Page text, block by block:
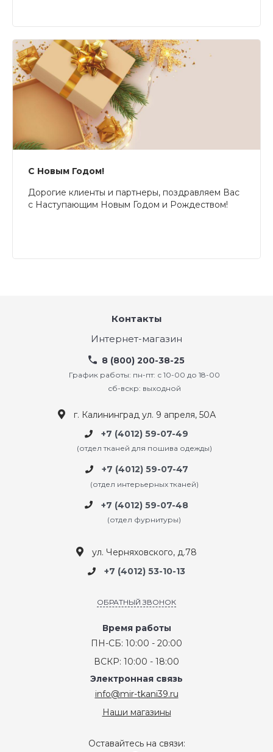
С Новым Годом!
Дорогие клиенты и партнеры, поздравляем Вас
с Наступающим Новым Годом и Рождеством!
Контакты
Интернет-магазин
8 (800) 200-38-25
График работы: пн-пт: с 10-00 до 18-00
сб-вскр: выходной
г. Калининград ул. 9 апреля, 50А
+7 (4012) 59-07-49
(отдел тканей для пошива одежды)
+7 (4012) 59-07-47
(отдел интерьерных тканей)
+7 (4012) 59-07-48
(отдел фурнитуры)
ул. Черняховского, д.78
+7 (4012) 53-10-13
ОБРАТНЫЙ ЗВОНОК
Время работы
ПН-СБ: 10:00 - 20:00
ВСКР: 10:00 - 18:00
Электронная связь
info@mir-tkani39.ru
Наши магазины
Оставайтесь на связи: